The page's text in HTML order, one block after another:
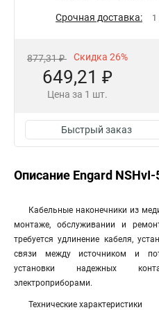
Срочная доставка: 1
877,31 ₽ Скидка 26%
649,21 ₽
Цена за 1 шт.
Быстрый заказ
Описание Engard
Кабельные наконечники из
монтаже, обслуживании и
требуется удлинение кабеля,
связи между источником и
установки надежных
электроприборами.
Технические характеристики